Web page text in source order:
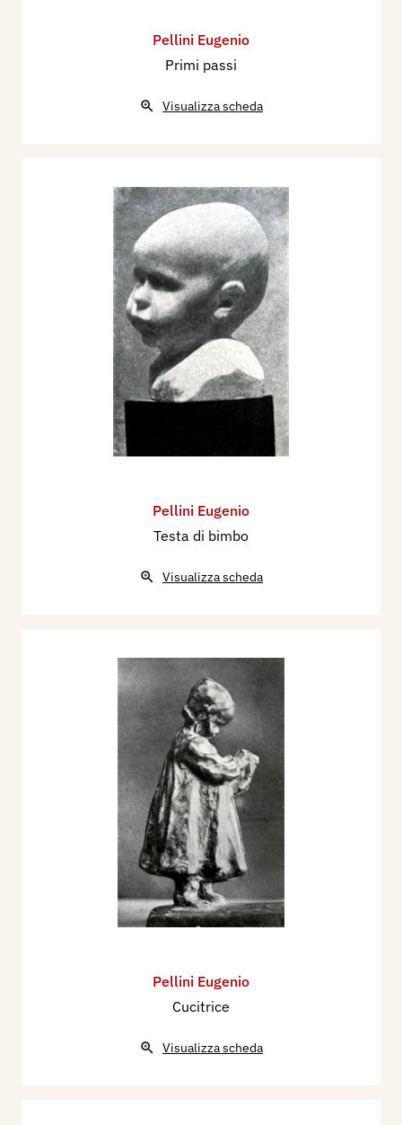
Pellini Eugenio
Primi passi
Visualizza scheda
Pellini Eugenio
Testa di bimbo
Visualizza scheda
Pellini Eugenio
Cucitrice
Visualizza scheda